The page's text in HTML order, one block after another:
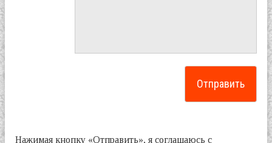
Нажимая кнопку «Отправить», я соглашаюсь с